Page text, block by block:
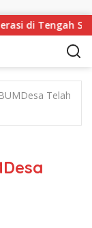
di Tengah
Telah